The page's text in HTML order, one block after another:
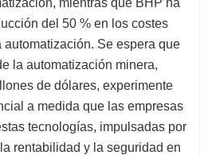
del 50 % en los costes
automatización. Se espera que
la automatización minera,
de dólares, experimente
a medida que las empresas
tecnologías, impulsadas por
rentabilidad y la seguridad en